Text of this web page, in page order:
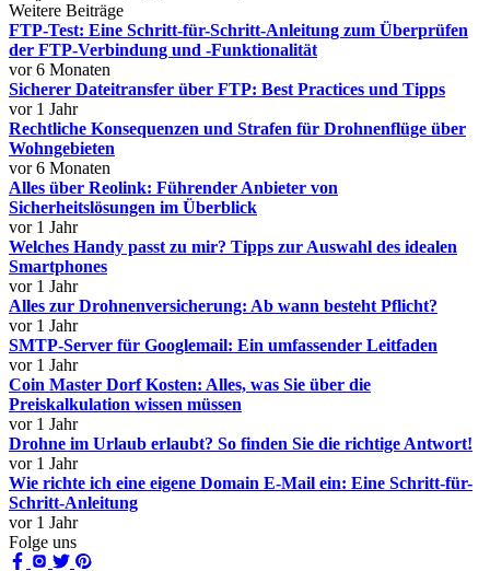
Weitere Beiträge
FTP-Test: Eine Schritt-für-Schritt-Anleitung zum Überprüfen
der FTP-Verbindung und -Funktionalität
vor 6 Monaten
Sicherer Dateitransfer über FTP: Best Practices und Tipps
vor 1 Jahr
Rechtliche Konsequenzen und Strafen für Drohnenflüge über
Wohngebieten
vor 6 Monaten
Alles über Reolink: Führender Anbieter von
Sicherheitslösungen im Überblick
vor 1 Jahr
Welches Handy passt zu mir? Tipps zur Auswahl des idealen
Smartphones
vor 1 Jahr
Alles zur Drohnenversicherung: Ab wann besteht Pflicht?
vor 1 Jahr
SMTP-Server für Googlemail: Ein umfassender Leitfaden
vor 1 Jahr
Coin Master Dorf Kosten: Alles, was Sie über die
Preiskalkulation wissen müssen
vor 1 Jahr
Drohne im Urlaub erlaubt? So finden Sie die richtige Antwort!
vor 1 Jahr
Wie richte ich eine eigene Domain E-Mail ein: Eine Schritt-für-
Schritt-Anleitung
vor 1 Jahr
Folge uns